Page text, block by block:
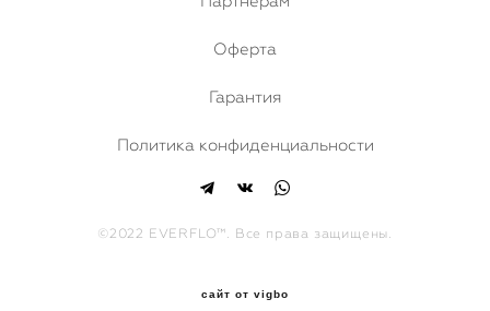
Оферта
Гарантия
Политика конфиденциальности
©2022 EVERFLO™. Все права защищены.
сайт от vigbo